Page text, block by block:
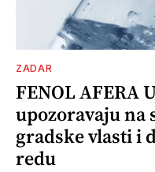
ZADAR
FENOL AFERA
upozoravaju na
gradske vlasti i
redu